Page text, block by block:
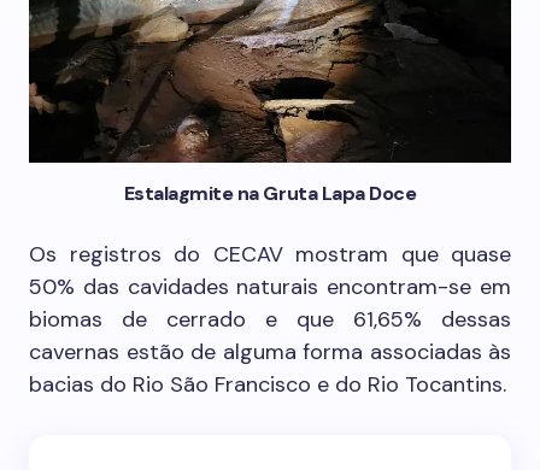
Estalagmite na Gruta Lapa Doce
Os registros do CECAV mostram que quase
50% das cavidades naturais encontram-se em
biomas de cerrado e que 61,65% dessas
cavernas estão de alguma forma associadas às
bacias do Rio São Francisco e do Rio Tocantins.